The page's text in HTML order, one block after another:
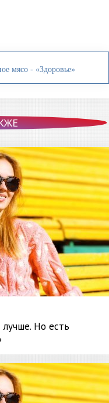
мясо - «Здоровье»
Но есть